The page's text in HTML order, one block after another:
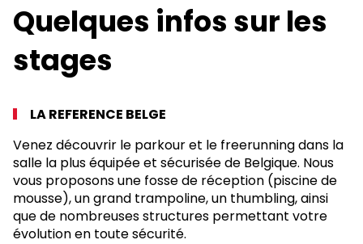
Quelques infos sur les
stages
LA REFERENCE BELGE
Venez découvrir le parkour et le freerunning dans la
salle la plus équipée et sécurisée de Belgique. Nous
vous proposons une fosse de réception (piscine de
mousse), un grand trampoline, un thumbling, ainsi
que de nombreuses structures permettant votre
évolution en toute sécurité.